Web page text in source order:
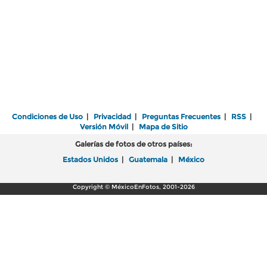
Condiciones de Uso | Privacidad | Preguntas Frecuentes | RSS |
Versión Móvil| Mapa de Sitio
Galerías de fotos de otros países:
Estados Unidos | Guatemala | México
Copyright © MéxicoEnFotos, 2001-2026